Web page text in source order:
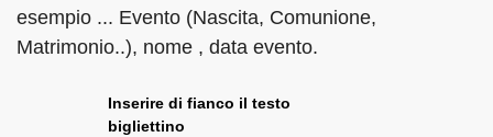
esempio ... Evento (Nascita, Comunione,
Matrimonio..), nome , data evento.
Inserire di fianco il testo
bigliettino